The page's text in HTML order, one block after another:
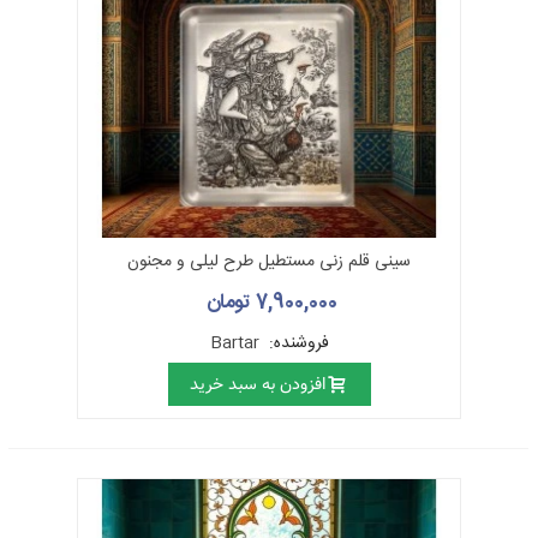
انواع قلم‌ها
پرگار
سینی قلم زنی مستطیل طرح لیلی و مجنون
7,900,000 تومان
فروشنده: Bartar
افزودن به سبد خرید